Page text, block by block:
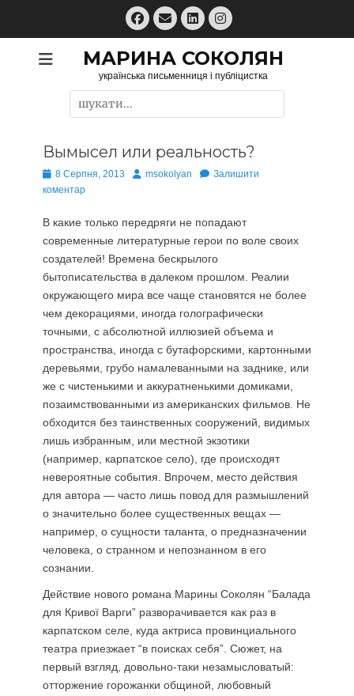
Facebook
EmailLinkedInInstagram
МАРИНА СОКОЛЯН
українська письменниця і публіцистка
Вымысел или реальность?
Опубліковано
8 Серпня, 2013 Авторmsokolyan
Залишити
коментар
В какие только передряги не попадают
современные литературные герои по воле своих
создателей! Времена бескрылого
бытописательства в далеком прошлом. Реалии
окружающего мира все чаще становятся не более
чем декорациями, иногда голографически
точными, с абсолютной иллюзией объема и
пространства, иногда с бутафорскими, картонными
деревьями, грубо намалеванными на заднике, или
же с чистенькими и аккуратненькими домиками,
позаимствованными из американских фильмов. Не
обходится без таинственных сооружений, видимых
лишь избранным, или местной экзотики
(например, карпатское село), где происходят
невероятные события. Впрочем, место действия
для автора — часто лишь повод для размышлений
о значительно более существенных вещах —
например, о сущности таланта, о предназначении
человека, о странном и непознанном в его
сознании.
Действие нового романа Марины Соколян “Балада
для Кривої Варги” разворачивается как раз в
карпатском селе, куда актриса провинциального
театра приезжает “в поисках себя”. Сюжет, на
первый взгляд, довольно-таки незамысловатый:
отторжение горожанки общиной, любовный